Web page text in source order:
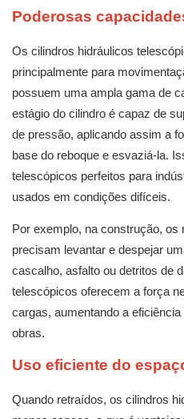
Poderosas
Os cilindros hidráulicos
principalmente para
possuem uma ampla gama de
estágio do cilindro é capaz de
de pressão, aplicando assim a
base do reboque e esvaziá-la.
telescópicos perfeitos para
usados ​​em condições difíceis.
Por exemplo, na construção, os
precisam levantar e despejar
cascalho, asfalto ou detritos de
telescópicos oferecem a força
cargas, aumentando a
obras.
Uso eficiente do
Quando retraídos, os cilindros